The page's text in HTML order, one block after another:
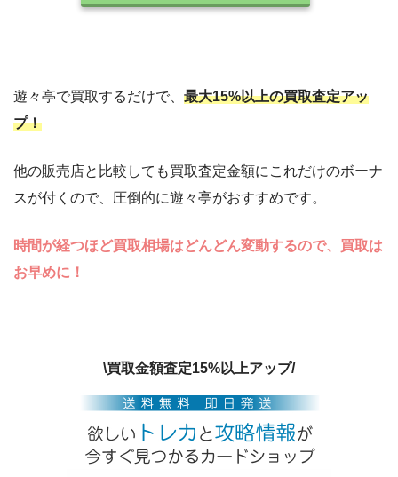
遊々亭で買取するだけで、 最大15%以上の買取査定アッ
プ！
他の販売店と比較しても買取査定金額にこれだけのボーナ
スが付くので、圧倒的に遊々亭がおすすめです。
時間が経つほど買取相場はどんどん変動するので、買取は
お早めに！
\買取金額査定15%以上アップ/